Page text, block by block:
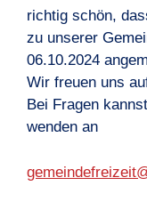
richtig schön,
zu unserer
06.10.2024
Wir freuen uns
Bei Fragen
wenden an